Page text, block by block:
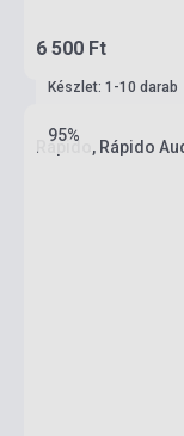
6 500 Ft
95%
Készlet: 1-10 darab
Rápido, Rápido